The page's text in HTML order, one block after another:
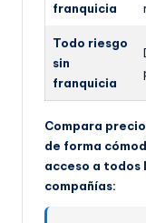
franquicia
Todo riesgo
sin
franquicia
Compara
de forma
acceso a todos
compañías: